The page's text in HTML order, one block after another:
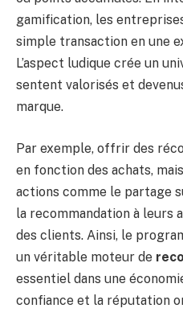
gamification, les
simple transaction en une
L’aspect ludique crée un
sentent valorisés et
marque.
Par exemple, offrir des
en fonction des achats,
actions comme le partage
la recommandation à leurs
des clients. Ainsi, le
un véritable moteur de
essentiel dans une
confiance et la réputation